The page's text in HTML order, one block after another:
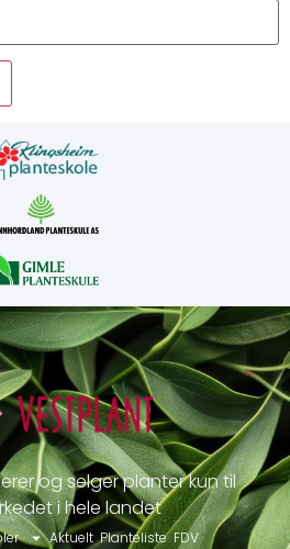
og selger planter kun til
i hele landet
Aktuelt Planteliste FDV